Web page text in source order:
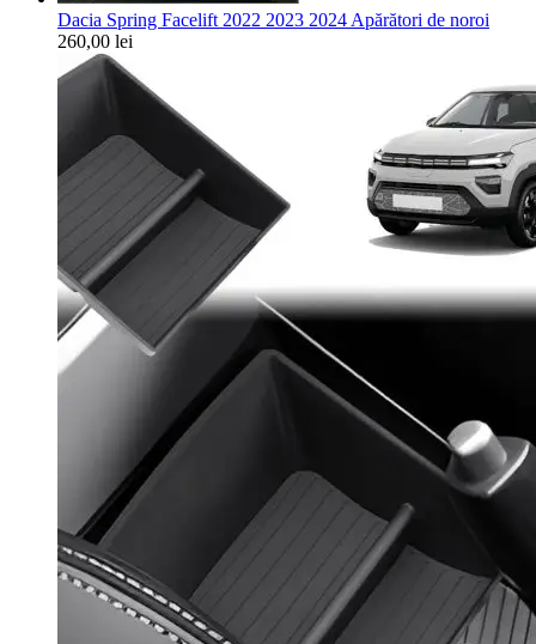
Dacia Spring Facelift 2022 2023 2024 Apărători de noroi
260,00 lei